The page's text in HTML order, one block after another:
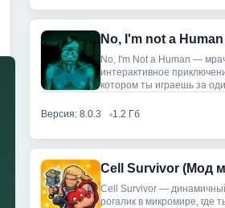
No, I'm Not a Human —
интерактивное
котором ты играешь за
Версия: 8.0.3 1.2 Гб
Cell Survivor (Мод
Cell Survivor —
рогалик в микромире, где